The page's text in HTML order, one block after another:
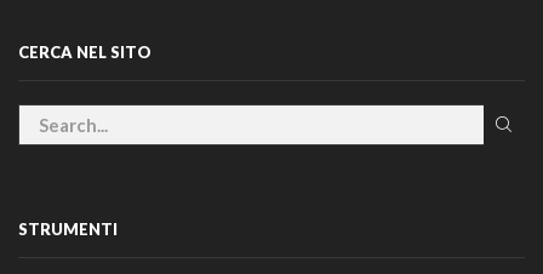
CERCA NEL SITO
STRUMENTI